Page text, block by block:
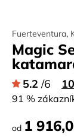
Fuerteventura,
Magic
5.2 /6
91 %
od 1